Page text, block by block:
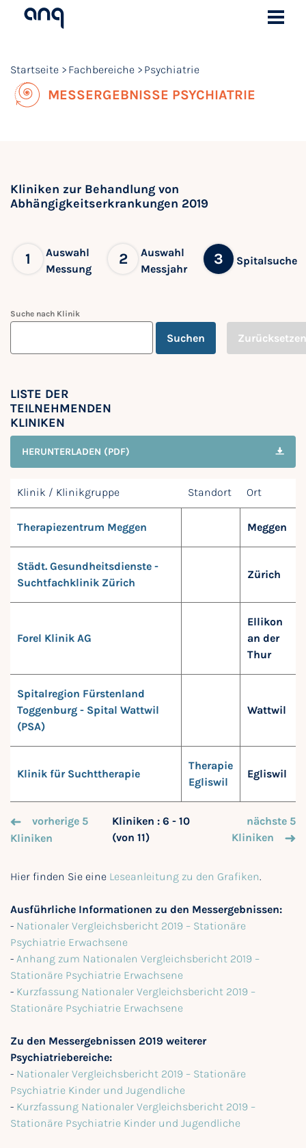
Startseite Fachbereiche Psychiatrie
MESSERGEBNISSE PSYCHIATRIE
Kliniken zur Behandlung von
Abhängigkeitserkrankungen 2019
1
Auswahl
Messung
2
Auswahl
Messjahr
3 Spitalsuche
Suche nach Klinik
Suchen
LISTE DER
TEILNEHMENDEN
KLINIKEN
HERUNTERLADEN (PDF)
Klinik / Klinikgruppe Standort Ort
Therapiezentrum Meggen Meggen
Städt. Gesundheitsdienste -
Suchtfachklinik Zürich
Zürich
Forel Klinik AG
Ellikon
an der
Thur
Spitalregion Fürstenland
Toggenburg - Spital Wattwil
(PSA)
Wattwil
Klinik für Suchttherapie
Therapie
Egliswil
Egliswil
vorherige 5
Kliniken
Kliniken : 6 - 10
(von 11)
nächste 5
Kliniken
Hier finden Sie eine Leseanleitung zu den Grafiken.
Ausführliche Informationen zu den Messergebnissen:
- Nationaler Vergleichsbericht 2019 – Stationäre
Psychiatrie Erwachsene
- Anhang zum Nationalen Vergleichsbericht 2019 –
Stationäre Psychiatrie Erwachsene
- Kurzfassung Nationaler Vergleichsbericht 2019 –
Stationäre Psychiatrie Erwachsene
Zu den Messergebnissen 2019 weiterer
Psychiatriebereiche:
- Nationaler Vergleichsbericht 2019 – Stationäre
Psychiatrie Kinder und Jugendliche
- Kurzfassung Nationaler Vergleichsbericht 2019 –
Stationäre Psychiatrie Kinder und Jugendliche